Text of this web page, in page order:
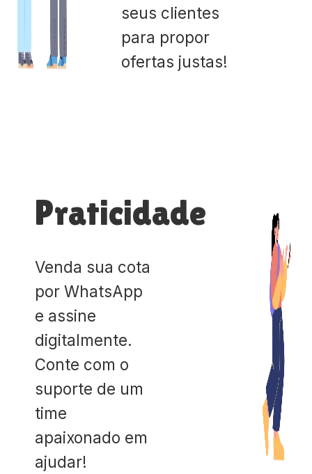
seus clientes
para propor
ofertas justas!
Praticidade
Venda sua cota
por WhatsApp
e assine
digitalmente.
Conte com o
suporte de um
time
apaixonado em
ajudar!